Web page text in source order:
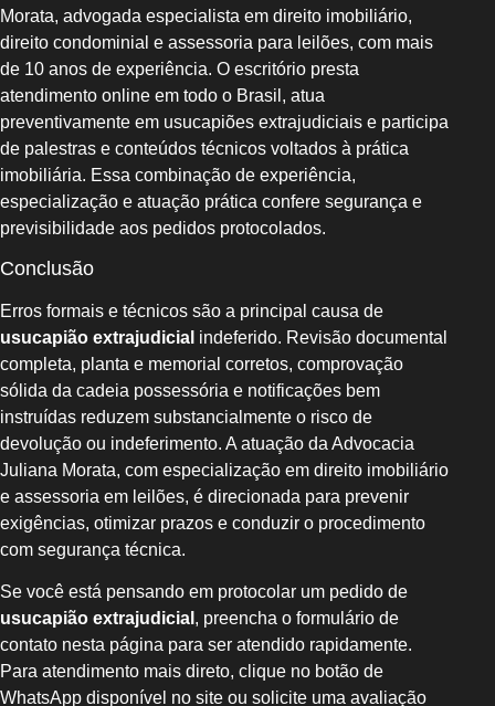
Morata, advogada especialista em direito imobiliário,
direito condominial e assessoria para leilões, com mais
de 10 anos de experiência. O escritório presta
atendimento online em todo o Brasil, atua
preventivamente em usucapiões extrajudiciais e participa
de palestras e conteúdos técnicos voltados à prática
imobiliária. Essa combinação de experiência,
especialização e atuação prática confere segurança e
previsibilidade aos pedidos protocolados.
Conclusão
Erros formais e técnicos são a principal causa de
usucapião extrajudicial indeferido. Revisão documental
completa, planta e memorial corretos, comprovação
sólida da cadeia possessória e notificações bem
instruídas reduzem substancialmente o risco de
devolução ou indeferimento. A atuação da Advocacia
Juliana Morata, com especialização em direito imobiliário
e assessoria em leilões, é direcionada para prevenir
exigências, otimizar prazos e conduzir o procedimento
com segurança técnica.
Se você está pensando em protocolar um pedido de
usucapião extrajudicial , preencha o formulário de
contato nesta página para ser atendido rapidamente.
Para atendimento mais direto, clique no botão de
WhatsApp disponível no site ou solicite uma avaliação